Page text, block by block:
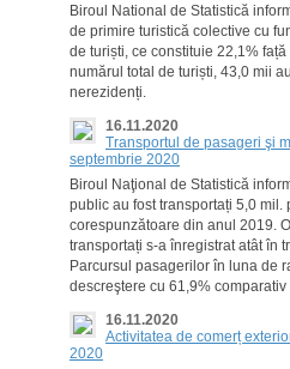
Biroul National de Statistică
de primire turistică colective cu
de turiști, ce constituie 22,1%
numărul total de turiști, 43,0 mii
nerezidenți.
16.11.2020
Transportul de pasageri şi
septembrie 2020
Biroul Naţional de Statistică
public au fost transportați 5,0
corespunzătoare din anul 2019.
transportați s-a înregistrat atât în
Parcursul pasagerilor în luna de
descreştere cu 61,9%
16.11.2020
Activitatea de comerț
2020